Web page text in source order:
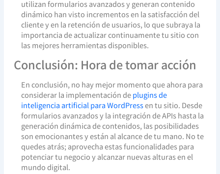
utilizan formularios avanzados y generan contenido
dinámico han visto incrementos en la satisfacción del
cliente y en la retención de usuarios, lo que subraya la
importancia de actualizar continuamente tu sitio con
las mejores herramientas disponibles.
Conclusión: Hora de tomar acción
En conclusión, no hay mejor momento que ahora para
considerar la implementación deplugins de
inteligencia artificial para WordPressen tu sitio. Desde
formularios avanzados y la integración de APIs hasta la
generación dinámica de contenidos, las posibilidades
son emocionantes y están al alcance de tu mano. No te
quedes atrás; aprovecha estas funcionalidades para
potenciar tu negocio y alcanzar nuevas alturas en el
mundo digital.